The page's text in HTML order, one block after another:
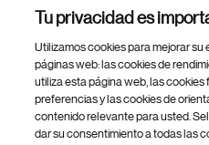
Footer Site Search
Tu privacidad es
Utilizamos cookies para mejorar
páginas web: las cookies de
utiliza esta página web, las
preferencias y las cookies de
contenido relevante para usted.
dar su consentimiento a todas las